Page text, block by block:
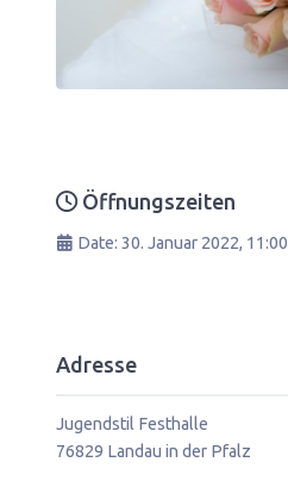
Öffnungszeiten
Date: 30. Januar 2022, 11:00
Adresse
Jugendstil Festhalle
76829 Landau in der Pfalz